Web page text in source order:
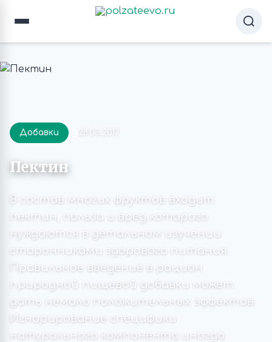
Добавки 28.03.2017
Пектин
В состав многих фруктов входит
пектин, польза и вред которого
нуждаются в детальном изучении
сторонниками здорового питания.
Правильное введение в рацион
природной пищевой добавки может
дать немало положительных эффектов.
Игнорирование специфики
натурального компонента иногда